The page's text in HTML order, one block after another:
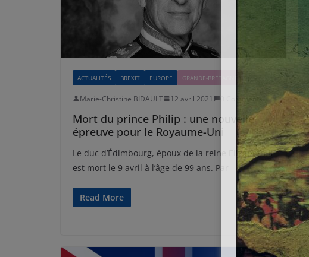
ACTUALITÉS BREXIT EUROPE GRANDE-BRETAGNE
Marie-Christine BIDAULT 12 avril 2021 0 Comments
Mort du prince Philip : une nouvelle
épreuve pour le Royaume-Uni
Le duc d’Édimbourg, époux de la reine Elizabeth II
est mort le 9 avril à l’âge de 99 ans. Par
Read More